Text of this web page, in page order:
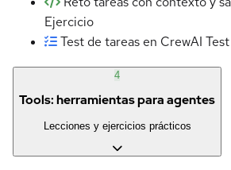
Ejercicio
Test de tareas en CrewAI Test
4
Tools: herramientas para agentes
Lecciones y ejercicios prácticos